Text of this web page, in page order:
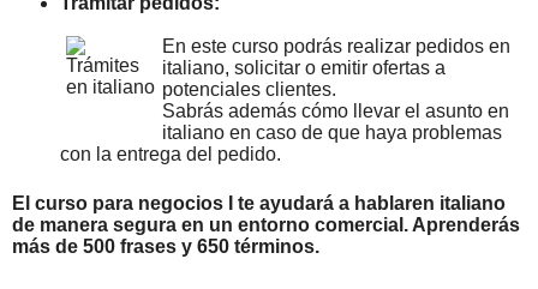
En este curso podrás realizar pedidos en
italiano, solicitar o emitir ofertas a
potenciales clientes.
Sabrás además cómo llevar el asunto en
italiano en caso de que haya problemas
con la entrega del pedido.
El curso para negocios I te ayudará a hablaren italiano
de manera segura en un entorno comercial. Aprenderás
más de 500 frases y 650 términos.